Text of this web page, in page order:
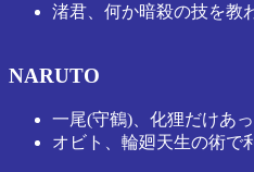
渚君、何か暗殺の技を教
NARUTO
一尾(守鶴)、化狸だけあ
オビト、輪廻天生の術で